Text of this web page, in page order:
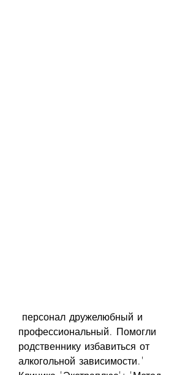
профессиональный. Помогли
родственнику избавиться от
алкогольной зависимости.'